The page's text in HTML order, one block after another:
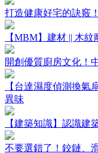
打造健康好宅的訣竅！
【MBM】建材 || 木
開創優質廚房文化！
【台達濕度偵測換氣
異味
【建築知識】認識建
不要選錯了！鉸鏈、